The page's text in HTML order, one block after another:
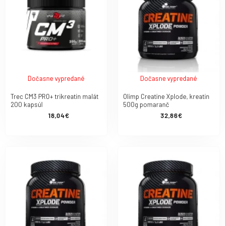
Dočasne vypredané
Trec CM3 PRO+ trikreatin malát
200 kapsúl
18,04€
Dočasne vypredané
Olimp Creatine Xplode, kreatin
500g pomaranč
32,86€